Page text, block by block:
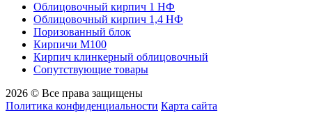
Облицовочный кирпич 1 НФ
Облицовочный кирпич 1,4 НФ
Поризованный блок
Кирпичи М100
Кирпич клинкерный облицовочный
Сопутствующие товары
2026 © Все права защищены
Политика конфиденциальности Карта сайта